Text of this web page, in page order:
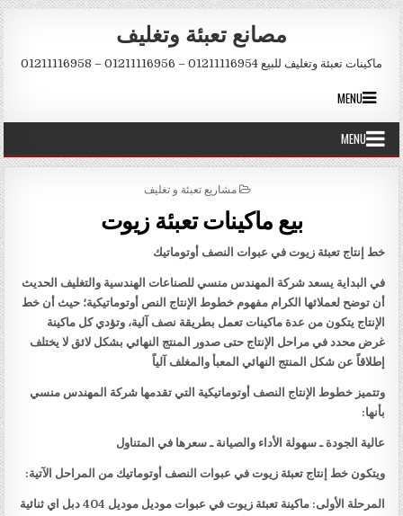
Skip to content
مصانع تعبئة وتغليف
ماكينات تعبئة وتغليف للبيع 01211116954 – 01211116956 – 01211116958
MENU
MENU
POSTED IN
مشاريع تعبئة و تغليف
بيع ماكينات تعبئة زيوت
خط إنتاج تعبئة زيوت في عبوات النصف أوتوماتيك
في البداية يسعد شركة المهندس منسي للصناعات الهندسية والتغليف الحديث
أن توضح لعملائها الكرام مفهوم خطوط الإنتاج النص أوتوماتيكية؛ حيث أن خط
الإنتاج يتكون من عدة ماكينات تعمل بطريقة نصف آلية، وتؤدي كل ماكينة
غرض محدد في مراحل الإنتاج حتى صدور المنتج النهائي بشكل لائق لا يختلف
إطلاقاً عن شكل المنتج النهائي المعبأ والمغلف آلياً
وتتميز خطوط الإنتاج النصف أوتوماتيكية التي تقدمها شركة المهندس منسي
بأنها:
عالية الجودة ـ سهولة الأداء والصيانة ـ سعرها في المتناول
ويتكون خط إنتاج تعبئة زيوت في عبوات النصف أوتوماتيك من المراحل الآتية:
المرحلة الأولى: ماكينة تعبئة زيوت في عبوات موديل موديل 404 دبل اي ثنائية